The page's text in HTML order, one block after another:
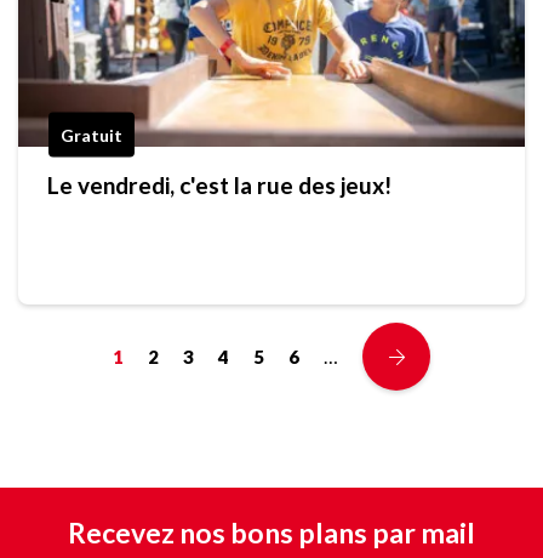
Gratuit
Le vendredi, c'est la rue des jeux!
1 2 3 4 5 6 …
Recevez nos bons plans par mail